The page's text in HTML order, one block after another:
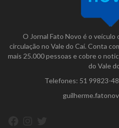
O Jornal Fato Novo é o veículo
circulação no Vale do Caí. Conta
mais 25.000 pessoas e cobre o
do Vale
Telefones: 51 99823-